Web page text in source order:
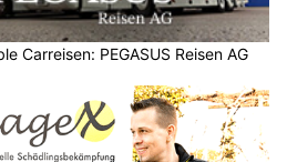
Carreisen: PEGASUS Reisen AG